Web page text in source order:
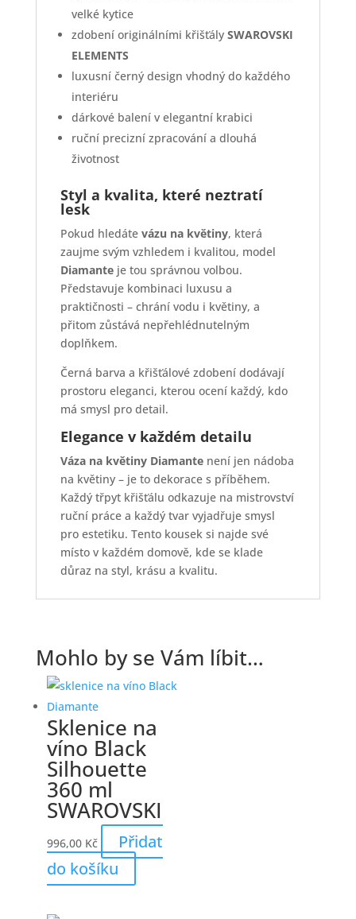
velké kytice
zdobení originálními křišťály SWAROVSKI
ELEMENTS
luxusní černý design vhodný do každého
interiéru
dárkové balení v elegantní krabici
ruční precizní zpracování a dlouhá
životnost
Styl a kvalita, které neztratí
lesk
Pokud hledáte vázu na květiny, která
zaujme svým vzhledem i kvalitou, model
Diamanteje tou správnou volbou.
Představuje kombinaci luxusu a
praktičnosti – chrání vodu i květiny, a
přitom zůstává nepřehlédnutelným
doplňkem.
Černá barva a křišťálové zdobení dodávají
prostoru eleganci, kterou ocení každý, kdo
má smysl pro detail.
Elegance v každém detailu
Váza na květiny Diamantenení jen nádoba
na květiny – je to dekorace s příběhem.
Každý třpyt křišťálu odkazuje na mistrovství
ruční práce a každý tvar vyjadřuje smysl
pro estetiku. Tento kousek si najde své
místo v každém domově, kde se klade
důraz na styl, krásu a kvalitu.
Mohlo by se Vám líbit…
Sklenice na
víno Black
Silhouette
360 ml
SWAROVSKI
996,00 Kč
Přidat
do košíku